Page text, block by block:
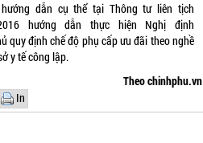
dẫn cụ thể tại Thông tư liên tịch
hướng dẫn thực hiện Nghị định
quy định chế độ phụ cấp ưu đãi theo nghề
y tế công lập.
Theo chinhphu.vn
In